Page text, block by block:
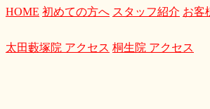
HOME 初めての方へ スタッフ紹介 お客
太田藪塚院 アクセス 桐生院 アクセス